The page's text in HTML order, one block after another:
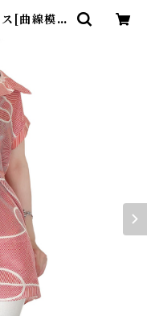
[曲線模様